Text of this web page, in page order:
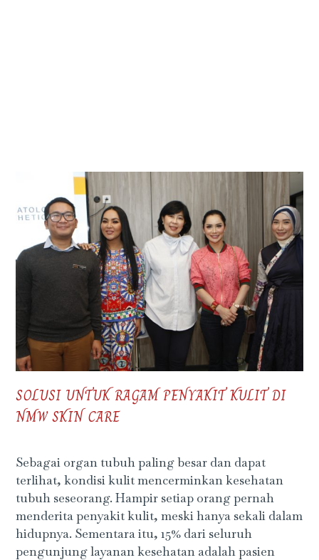
SOLUSI UNTUK RAGAM PENYAKIT KULIT DI
NMW SKIN CARE
Sebagai organ tubuh paling besar dan dapat
terlihat, kondisi kulit mencerminkan kesehatan
tubuh seseorang. Hampir setiap orang pernah
menderita penyakit kulit, meski hanya sekali dalam
hidupnya. Sementara itu, 15% dari seluruh
pengunjung layanan kesehatan adalah pasien